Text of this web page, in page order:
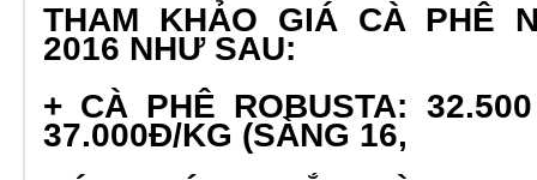
THAM KHẢO GIÁ CÀ PHÊ
2016 NHƯ SAU:
+ CÀ PHÊ ROBUSTA:
37.000Đ/KG (SÀNG 16,